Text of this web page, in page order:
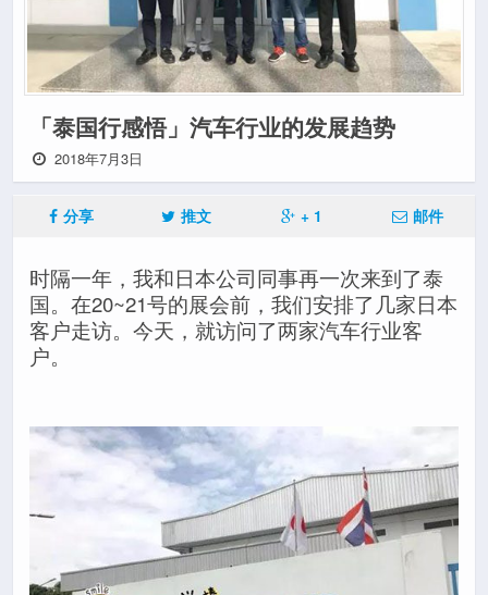
「泰国行感悟」汽车行业的发展趋势
2018年7月3日
分享 推文 + 1 邮件
时隔一年，我和日本公司同事再一次来到了泰
国。在20~21号的展会前，我们安排了几家日本
客户走访。今天，就访问了两家汽车行业客
户。